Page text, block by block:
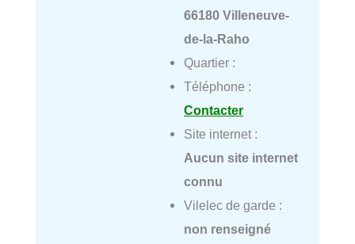
66180 Villeneuve-
de-la-Raho
Quartier :
Téléphone :
Contacter
Site internet :
Aucun site internet
connu
Vilelec de garde :
non renseigné